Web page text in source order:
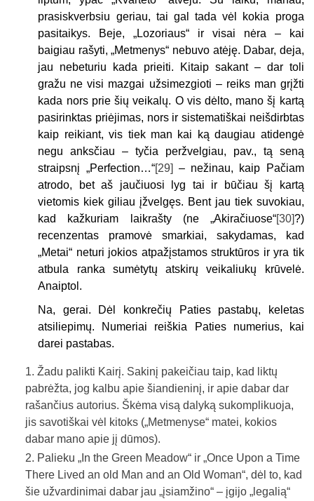
prasiskverbsiu geriau, tai gal tada vėl kokia proga
pasitaikys. Beje, „Lozoriaus“ ir visai nėra – kai
baigiau rašyti, „Metmenys“ nebuvo atėję. Dabar, deja,
jau nebeturiu kada prieiti. Kitaip sakant – dar toli
gražu ne visi mazgai užsimezgioti – reiks man grįžti
kada nors prie šių veikalų. O vis dėlto, mano šį kartą
pasirinktas priėjimas, nors ir sistematiškai neišdirbtas
kaip reikiant, vis tiek man kai ką daugiau atidengė
negu anksčiau – tyčia peržvelgiau, pav., tą seną
straipsnį „Perfection…“[29] – nežinau, kaip Pačiam
atrodo, bet aš jaučiuosi lyg tai ir būčiau šį kartą
vietomis kiek giliau įžvelgęs. Bent jau tiek suvokiau,
kad kažkuriam laikrašty (ne „Akiračiuose“[30]?)
recenzentas pramovė smarkiai, sakydamas, kad
„Metai“ neturi jokios atpažįstamos struktūros ir yra tik
atbula ranka sumėtytų atskirų veikaliukų krūvelė.
Anaiptol.
Na, gerai. Dėl konkrečių Paties pastabų, keletas
atsiliepimų. Numeriai reiškia Paties numerius, kai
darei pastabas.
Žadu palikti Kairį. Sakinį pakeičiau taip, kad liktų
pabrėžta, jog kalbu apie šiandieninį, ir apie dabar dar
rašančius autorius. Škėma visą dalyką sukomplikuoja,
jis savotiškai vėl kitoks („Metmenyse“ matei, kokios
dabar mano apie jį dūmos).
Palieku „In the Green Meadow“ ir „Once Upon a Time
There Lived an old Man and an Old Woman“, dėl to, kad
šie užvardinimai dabar jau „įsiamžino“ – įgijo „legalią“